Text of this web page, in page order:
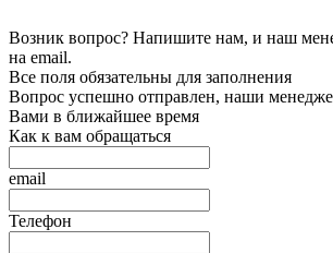
Возник вопрос? Напишите нам, и наш
на email.
Все поля обязательны для заполнения
Вопрос успешно отправлен, наши
Вами в ближайшее время
Как к вам обращаться
email
Телефон